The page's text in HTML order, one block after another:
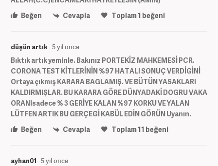
Beğen
Cevapla Toplam1 beğeni
düşün artık 5 yıl önce
Bıktık artık yeminle. Bakınız PORTEKİZ MAHKEMESİ PCR.
CORONA TEST KİTLERİNİN %97 HATALI SONUÇ VERDİGİNİ
Ortaya çıkmış KARARA BAGLAMIŞ. VE BÜTÜN YASAKLARI
KALDIRMIŞLAR. BU KARARA GÖRE DÜNYADAKİ DOGRU VAKA
ORANIsadece % 3 GERİYE KALAN %97 KORKU VE YALAN
LÜTFEN ARTIK BU GERÇEGİ KABÜL EDİN GÖRÜN Uyanın.
Beğen
Cevapla Toplam11 beğeni
ayhan01 5 yıl önce